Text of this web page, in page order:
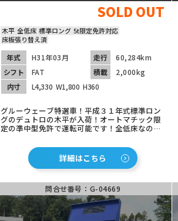
SOLD OUT
木平 全低床 標準ロング 5t限定免許対応
床板張り替え済
年式 H31年03月 走行
60,284km
シフト
FAT 積載
2,000kg
内寸
L4,330 W1,800 H360
グルーウェーブ特選車！平成３１年式標準ロン
グのデュトロの木平が入荷！オートマチック限
定の準中型免許で運転可能です！全低床なので
す！走行距離も少ないのでこれからまだまだ働
く気満々のお車です！ETC車載器も装着済みで
すのでセットアップのみでお使いいただけま
詳細はこちら
問合せ番号：G-04669